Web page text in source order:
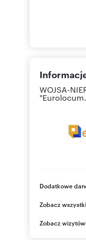
WOJSA-
Dodatkowe
Kielce
PL
Zobacz
Zobacz